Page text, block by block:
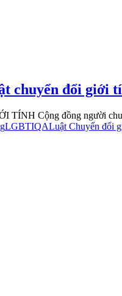
chuyển đổi giới
Cộng đồng người
LGBTIQALuật Chuyển đổi